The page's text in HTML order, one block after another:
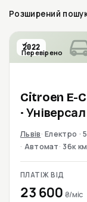
Розширений
2022
Перевірено
Citroen E-
· Універсал
Львів Електро ·
Автомат 36к км
ПЛАТІЖ ВІД
23 600 ₴/міс